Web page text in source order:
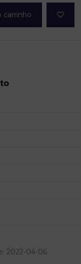
carrinho
2022-04-06